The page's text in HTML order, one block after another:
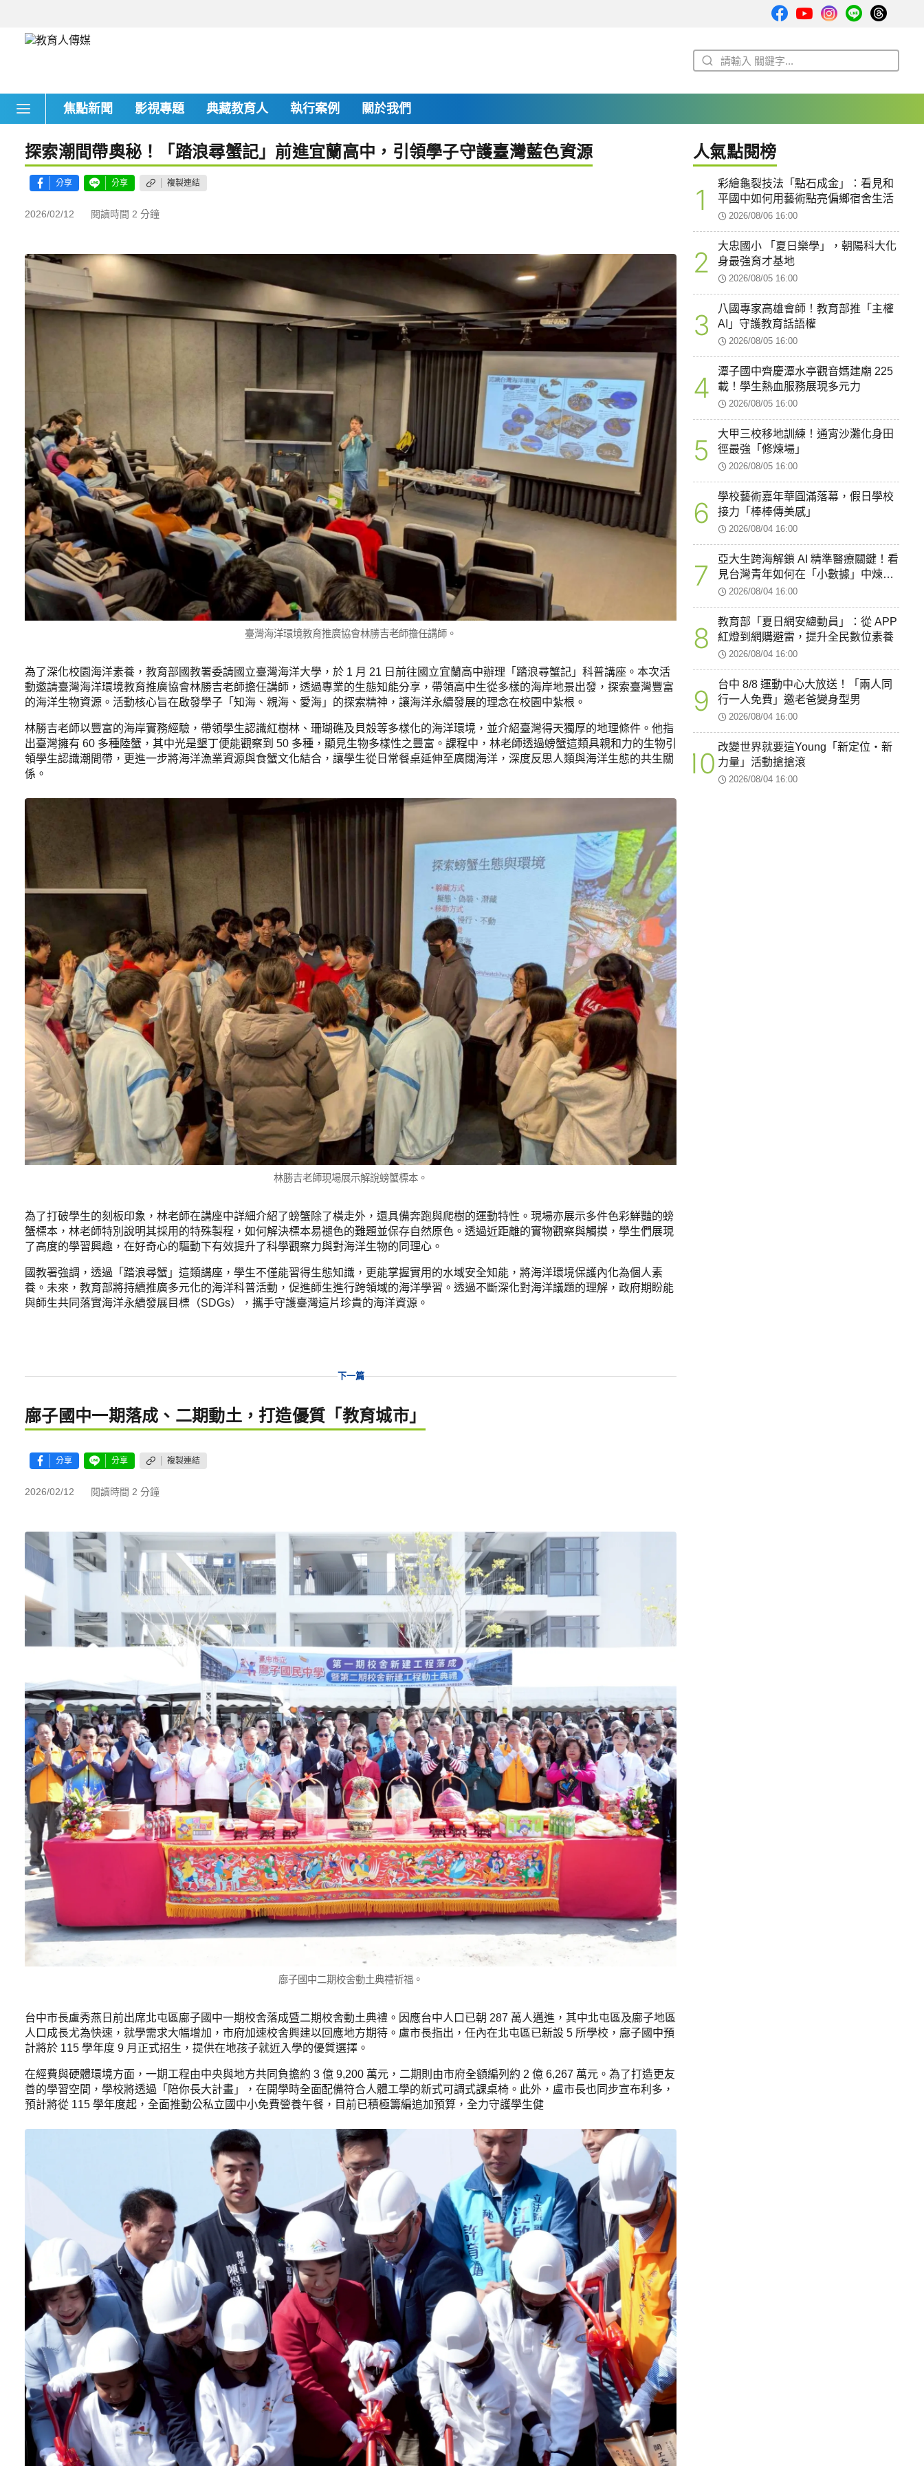
焦點新聞 影視專題 典藏教育人 執行案例 關於我們
探索潮間帶奧秘！「踏浪尋蟹記」前進宜蘭高中，引領學子守護臺灣藍色資源
分享 分享 複製連結
2026/02/12 閱讀時間 2 分鐘
臺灣海洋環境教育推廣協會林勝吉老師擔任講師。
為了深化校園海洋素養，教育部國教署委請國立臺灣海洋大學，於 1 月 21 日前往國立宜蘭高中辦理「踏浪尋蟹記」科普講座。本次活
動邀請臺灣海洋環境教育推廣協會林勝吉老師擔任講師，透過專業的生態知能分享，帶領高中生從多樣的海岸地景出發，探索臺灣豐富
的海洋生物資源。活動核心旨在啟發學子「知海、親海、愛海」的探索精神，讓海洋永續發展的理念在校園中紮根。
林勝吉老師以豐富的海岸實務經驗，帶領學生認識紅樹林、珊瑚礁及貝殼等多樣化的海洋環境，並介紹臺灣得天獨厚的地理條件。他指
出臺灣擁有 60 多種陸蟹，其中光是墾丁便能觀察到 50 多種，顯見生物多樣性之豐富。課程中，林老師透過螃蟹這類具親和力的生物引
領學生認識潮間帶，更進一步將海洋漁業資源與食蟹文化結合，讓學生從日常餐桌延伸至廣闊海洋，深度反思人類與海洋生態的共生關
係。
林勝吉老師現場展示解說螃蟹標本。
為了打破學生的刻板印象，林老師在講座中詳細介紹了螃蟹除了橫走外，還具備奔跑與爬樹的運動特性。現場亦展示多件色彩鮮豔的螃
蟹標本，林老師特別說明其採用的特殊製程，如何解決標本易褪色的難題並保存自然原色。透過近距離的實物觀察與觸摸，學生們展現
了高度的學習興趣，在好奇心的驅動下有效提升了科學觀察力與對海洋生物的同理心。
國教署強調，透過「踏浪尋蟹」這類講座，學生不僅能習得生態知識，更能掌握實用的水域安全知能，將海洋環境保護內化為個人素
養。未來，教育部將持續推廣多元化的海洋科普活動，促進師生進行跨領域的海洋學習。透過不斷深化對海洋議題的理解，政府期盼能
與師生共同落實海洋永續發展目標（SDGs），攜手守護臺灣這片珍貴的海洋資源。
下一篇
廍子國中一期落成、二期動土，打造優質「教育城市」
分享 分享 複製連結
2026/02/12 閱讀時間 2 分鐘
廍子國中二期校舍動土典禮祈福。
台中市長盧秀燕日前出席北屯區廍子國中一期校舍落成暨二期校舍動土典禮。因應台中人口已朝 287 萬人邁進，其中北屯區及廍子地區
人口成長尤為快速，就學需求大幅增加，市府加速校舍興建以回應地方期待。盧市長指出，任內在北屯區已新設 5 所學校，廍子國中預
計將於 115 學年度 9 月正式招生，提供在地孩子就近入學的優質選擇。
在經費與硬體環境方面，一期工程由中央與地方共同負擔約 3 億 9,200 萬元，二期則由市府全額編列約 2 億 6,267 萬元。為了打造更友
善的學習空間，學校將透過「陪你長大計畫」，在開學時全面配備符合人體工學的新式可調式課桌椅。此外，盧市長也同步宣布利多，
預計將從 115 學年度起，全面推動公私立國中小免費營養午餐，目前已積極籌編追加預算，全力守護學生健
人氣點閱榜
1
彩繪龜裂技法「點石成金」：看見和
平國中如何用藝術點亮偏鄉宿舍生活
2026/08/06 16:00
2
大忠國小 「夏日樂學」，朝陽科大化
身最強育才基地
2026/08/05 16:00
3
八國專家高雄會師！教育部推「主權
AI」守護教育話語權
2026/08/05 16:00
4
潭子國中齊慶潭水亭觀音媽建廟 225
載！學生熱血服務展現多元力
2026/08/05 16:00
5
大甲三校移地訓練！通宵沙灘化身田
徑最強「修煉場」
2026/08/05 16:00
6
學校藝術嘉年華圓滿落幕，假日學校
接力「棒棒傳美感」
2026/08/04 16:00
7
亞大生跨海解鎖 AI 精準醫療關鍵！看
見台灣青年如何在「小數據」中煉出
智慧醫療新韌性
2026/08/04 16:00
8
教育部「夏日網安總動員」：從 APP
紅燈到網購避雷，提升全民數位素養
2026/08/04 16:00
9
台中 8/8 運動中心大放送！「兩人同
行一人免費」邀老爸變身型男
2026/08/04 16:00
10 改變世界就要這Young「新定位・新
力量」活動搶搶滾
2026/08/04 16:00